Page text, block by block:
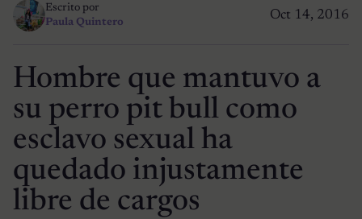
Oct 14, 2016
Escrito por
Paula Quintero
Hombre que mantuvo a
su perro pit bull como
esclavo sexual ha
quedado injustamente
libre de cargos